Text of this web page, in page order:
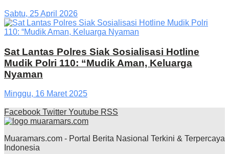
Sabtu, 25 April 2026
Sat Lantas Polres Siak Sosialisasi Hotline
Mudik Polri 110: “Mudik Aman, Keluarga
Nyaman
Minggu, 16 Maret 2025
Facebook Twitter Youtube RSS
Muaramars.com - Portal Berita Nasional Terkini & Terpercaya
Indonesia